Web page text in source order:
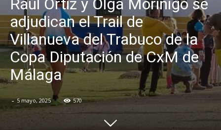
Raúl Ortiz y Olga Morinigo se
adjudican el Trail de
Villanueva del Trabuco de la
Copa Diputación de CxM de
Málaga
- 5 mayo, 2025 570